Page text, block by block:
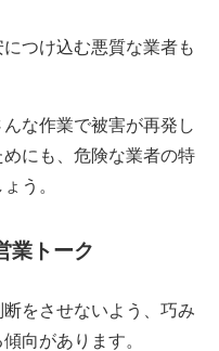
つけ込む悪質な業者も
な作業で被害が再発し
にも、危険な業者の特
う。
業トーク
をさせないよう、巧み
向があります。